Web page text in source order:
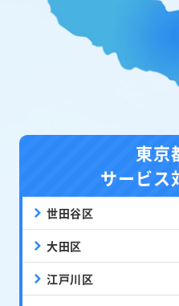
東京
サービス
世田谷区
大田区
江戸川区